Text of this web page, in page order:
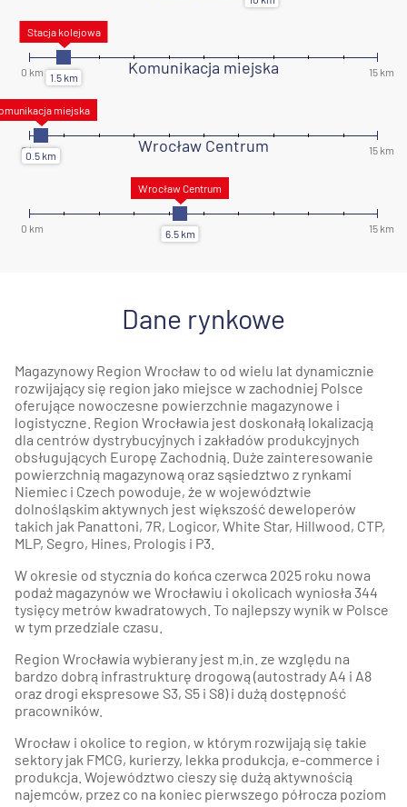
Komunikacja miejska
Wrocław Centrum
Dane rynkowe
Magazynowy Region Wrocław to od wielu lat dynamicznie
rozwijający się region jako miejsce w zachodniej Polsce
oferujące nowoczesne powierzchnie magazynowe i
logistyczne. Region Wrocławia jest doskonałą lokalizacją
dla centrów dystrybucyjnych i zakładów produkcyjnych
obsługujących Europę Zachodnią. Duże zainteresowanie
powierzchnią magazynową oraz sąsiedztwo z rynkami
Niemiec i Czech powoduje, że w województwie
dolnośląskim aktywnych jest większość deweloperów
takich jak Panattoni, 7R, Logicor, White Star, Hillwood, CTP,
MLP, Segro, Hines, Prologis i P3.
W okresie od stycznia do końca czerwca 2025 roku nowa
podaż magazynów we Wrocławiu i okolicach wyniosła 344
tysięcy metrów kwadratowych. To najlepszy wynik w Polsce
w tym przedziale czasu.
Region Wrocławia wybierany jest m.in. ze względu na
bardzo dobrą infrastrukturę drogową (autostrady A4 i A8
oraz drogi ekspresowe S3, S5 i S8) i dużą dostępność
pracowników.
Wrocław i okolice to region, w którym rozwijają się takie
sektory jak FMCG, kurierzy, lekka produkcja, e-commerce i
produkcja. Województwo cieszy się dużą aktywnością
najemców, przez co na koniec pierwszego półrocza poziom